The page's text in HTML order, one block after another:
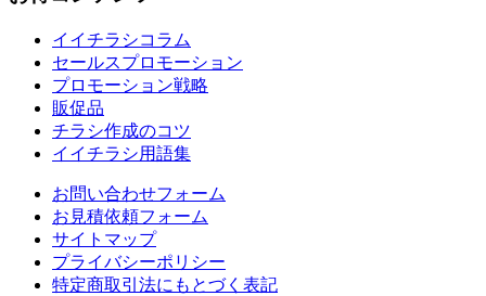
イイチラシコラム
セールスプロモーション
プロモーション戦略
販促品
チラシ作成のコツ
イイチラシ用語集
お問い合わせフォーム
お見積依頼フォーム
サイトマップ
プライバシーポリシー
特定商取引法にもとづく表記